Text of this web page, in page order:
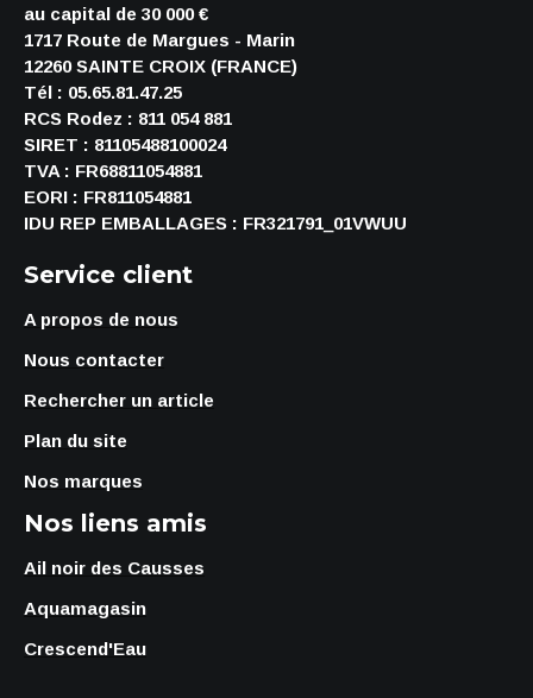
au capital de 30 000 €
1717 Route de Margues - Marin
12260 SAINTE CROIX (FRANCE)
Tél : 05.65.81.47.25
RCS Rodez : 811 054 881
SIRET : 81105488100024
TVA : FR68811054881
EORI : FR811054881
IDU REP EMBALLAGES : FR321791_01VWUU
Service client
A propos de nous
Nous contacter
Rechercher un article
Plan du site
Nos marques
Nos liens amis
Ail noir des Causses
Aquamagasin
Crescend'Eau